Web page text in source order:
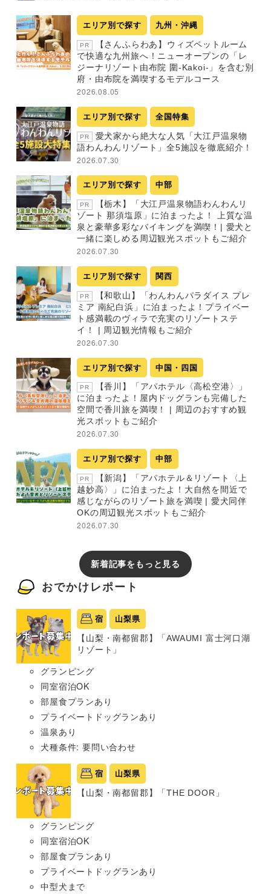
エリア別で探す 九州・沖縄
PR
【さんふらわあ】ウィズペットルーム
で快適な九州旅へ！ニューオープンの「レ
ジーナリゾート由布院 圍-Kakoi-」を含む別
府・由布院を満喫するモデルコース
2026.08.05
エリア別で探す 全国特集
PR
愛犬家から絶大な人気「大江戸温泉物
語わんわんリゾート」全5施設を徹底紹介！
2026.07.30
エリア別で探す 中部
PR
【栃木】「大江戸温泉物語わんわんリ
ゾート 那須塩原」に泊まったよ！ 上質な温
泉と豪華多彩なバイキングを満喫！| 愛犬と
一緒に楽しめる周辺観光スポットもご紹介
2026.07.30
エリア別で探す 関西
PR
【和歌山】「わんわんパラダイス プレ
ミア 南紀白浜」に泊まったよ！プライベー
ト感満載のヴィラで充実のリゾートステ
イ！ | 周辺観光情報もご紹介
2026.07.30
エリア別で探す 中国・四国
PR
【香川】「アパホテル〈高松空港〉」
に泊まったよ！屋内ドッグランも完備した
空間で香川旅を満喫！ | 周辺のおすすめ観
光スポットもご紹介
2026.07.30
エリア別で探す 中部
PR
【新潟】「アパホテル＆リゾート〈上
越妙高〉」に泊まったよ！大自然を間近で
感じながらのリゾート旅を満喫 | 愛犬同伴
OKの周辺観光スポットもご紹介
2026.07.30
新着記事をもっと見る
おでかけレポート
宿 山梨県
【山梨・南都留郡】「AWAUMI 富士河口湖
リゾート」
グランピング
同室宿泊OK
部屋食プランあり
プライベートドッグランあり
温泉あり
犬種条件: 要問い合わせ
宿 山梨県
【山梨・南都留郡】「THE DOOR」
グランピング
同室宿泊OK
部屋食プランあり
プライベートドッグランあり
中型犬まで